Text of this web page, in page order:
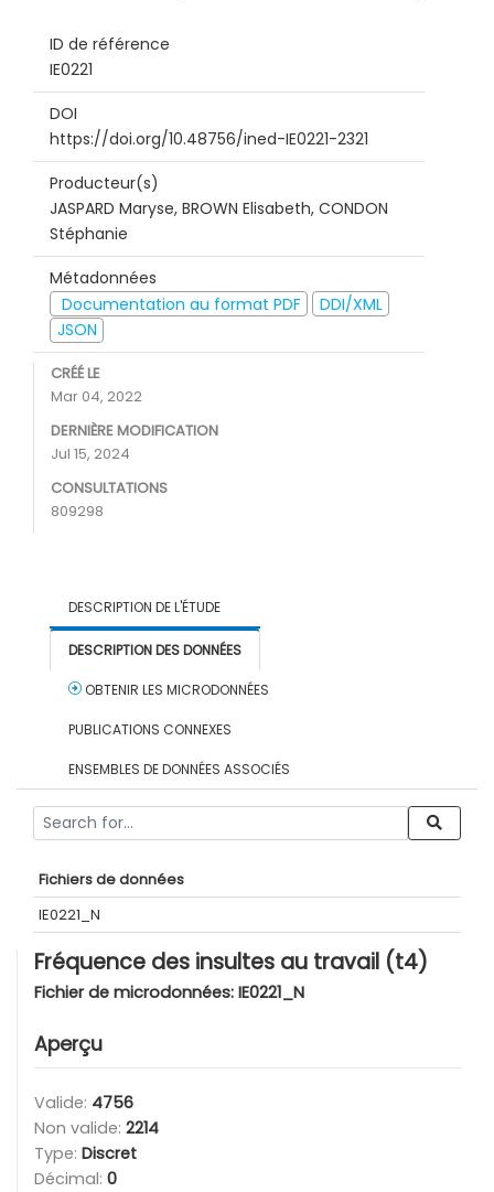
ID de référence
IE0221
DOI
https://doi.org/10.48756/ined-IE0221-2321
Producteur(s)
JASPARD Maryse, BROWN Elisabeth, CONDON
Stéphanie
Métadonnées
Documentation au format PDF
DDI/XML
JSON
CRÉÉ LE
Mar 04, 2022
DERNIÈRE MODIFICATION
Jul 15, 2024
CONSULTATIONS
809298
DESCRIPTION DE L'ÉTUDE
DESCRIPTION DES DONNÉES
OBTENIR LES MICRODONNÉES
PUBLICATIONS CONNEXES
ENSEMBLES DE DONNÉES ASSOCIÉS
Fichiers de données
IE0221_N
Fréquence des insultes au travail (t4)
Fichier de microdonnées: IE0221_N
Aperçu
Valide: 4756
Non valide: 2214
Type: Discret
Décimal: 0